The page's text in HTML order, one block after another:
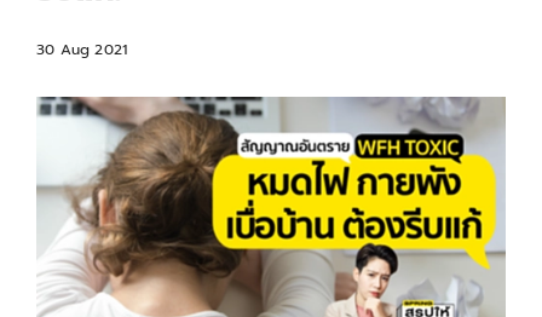
30 Aug 2021